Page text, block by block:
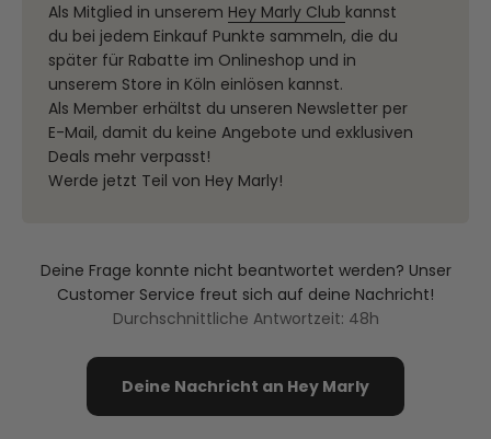
Als Mitglied in unserem Hey Marly Club kannst
du bei jedem Einkauf Punkte sammeln, die du
später für Rabatte im Onlineshop und in
unserem Store in Köln einlösen kannst.
Als Member erhältst du unseren Newsletter per
E-Mail, damit du keine Angebote und exklusiven
Deals mehr verpasst!
Werde jetzt Teil von Hey Marly!
Deine Frage konnte nicht beantwortet werden? Unser
Customer Service freut sich auf deine Nachricht!
Durchschnittliche Antwortzeit: 48h
Deine Nachricht an Hey Marly